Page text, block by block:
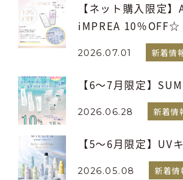
【ネット購入限定
iMPREA 10％OFF☆
2026.07.01 新着情
【6～7月限定】
2026.06.28 新着情
【5～6月限定】UV
2026.05.08 新着情